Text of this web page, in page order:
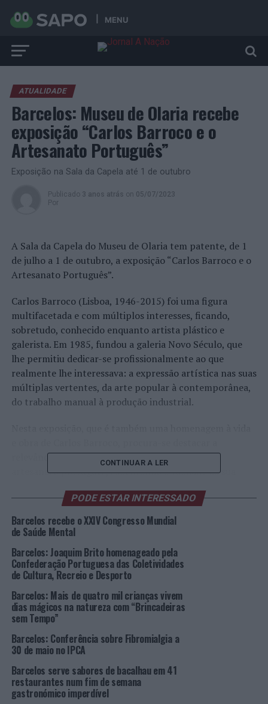
MENU
ATUALIDADE
Barcelos: Museu de Olaria recebe
exposição “Carlos Barroco e o
Artesanato Português”
Exposição na Sala da Capela até 1 de outubro
Publicado 3 anos atrás on 05/07/2023
Por
A Sala da Capela do Museu de Olaria tem patente, de 1
de julho a 1 de outubro, a exposição “Carlos Barroco e o
Artesanato Português”.
Carlos Barroco (Lisboa, 1946-2015) foi uma figura
multifacetada e com múltiplos interesses, ficando,
sobretudo, conhecido enquanto artista plástico e
galerista. Em 1985, fundou a galeria Novo Século, que
lhe permitiu dedicar-se profissionalmente ao que
realmente lhe interessava: a expressão artística nas suas
múltiplas vertentes, da arte popular à contemporânea,
do trabalho manual à produção industrial.
relevância do seu contributo para o campo do
artesanato português, salientando a validade da sua
significativa da sua coleção de figurado de barro, a par
de um pequeno conjunto de obras por si produzidas –
onde se detetam claras referências à arte popular – e de
visitas que fazia aos artesãos. A sua dedicação ao
artesanato português resultou, para além da
figurado de barro, num conjunto de textos, exposições,
fotografias e vídeos que, hoje, constituem valiosos
Carlos Barroco (1946-2015)
Nasceu em Lisboa, em 1946, cidade onde viveu e
trabalhou. Frequentou a Escola de Artes António Arroio
CONTINUAR A LER
PODE ESTAR INTERESSADO
Barcelos recebe o XXIV Congresso Mundial
de Saúde Mental
Barcelos: Joaquim Brito homenageado pela
Confederação Portuguesa das Coletividades
de Cultura, Recreio e Desporto
Barcelos: Mais de quatro mil crianças vivem
dias mágicos na natureza com “Brincadeiras
sem Tempo”
Barcelos: Conferência sobre Fibromialgia a
30 de maio no IPCA
Barcelos serve sabores de bacalhau em 41
restaurantes num fim de semana
gastronómico imperdível